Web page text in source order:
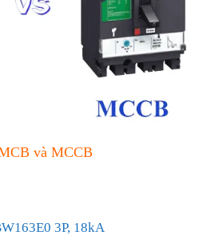
và MCCB
3P, 18kA